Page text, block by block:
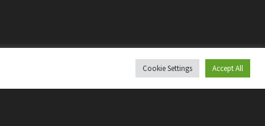
Cookie Settings Accept All